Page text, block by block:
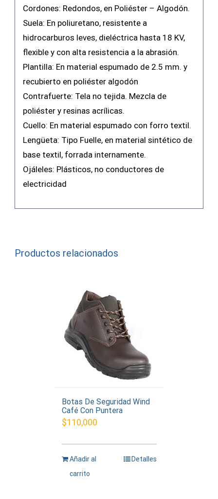
Cordones: Redondos, en Poliéster – Algodón.
Suela: En poliuretano, resistente a
hidrocarburos leves, dieléctrica hasta 18 KV,
flexible y con alta resistencia a la abrasión.
Plantilla: En material espumado de 2.5 mm. y
recubierto en poliéster algodón
Contrafuerte: Tela no tejida. Mezcla de
poliéster y resinas acrílicas.
Cuello: En material espumado con forro textil.
Lengüeta: Tipo Fuelle, en material sintético de
base textil, forrada internamente.
Ojáleles: Plásticos, no conductores de
electricidad
Productos relacionados
Botas De Seguridad Wind
Café Con Puntera
$110,000
Añadir al
carrito
Detalles